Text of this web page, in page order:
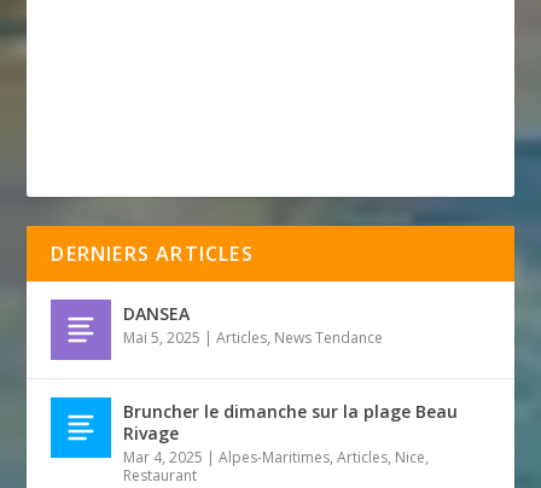
DERNIERS ARTICLES
DANSEA
Mai 5, 2025 |Articles, News Tendance
Bruncher le dimanche sur la plage Beau
Rivage
Mar 4, 2025 |Alpes-Maritimes,Articles, Nice,
Restaurant